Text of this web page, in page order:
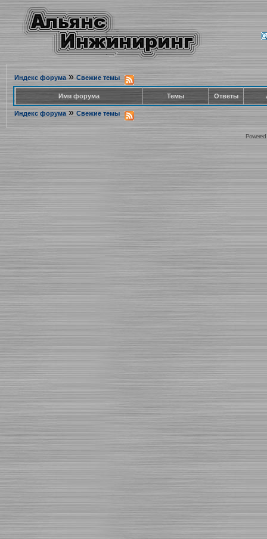
Индекс форума» Свежие темы
Имя форума Темы Ответы
Индекс форума » Свежие темы